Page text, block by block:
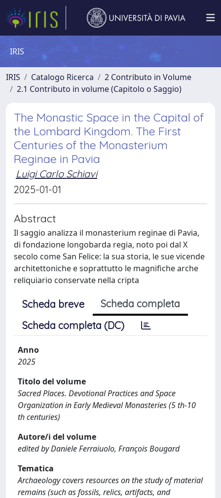
IRIS
IRIS Catalogo Ricerca
2 Contributo in Volume
2.1 Contributo in volume (Capitolo o Saggio)
The Monastic Space in the Capital of
the Lombard Kingdom. The First
Centuries of the Monasterium
Reginae in Pavia
Luigi Carlo Schiavi
2025-01-01
Abstract
Il saggio analizza il monasterium reginae di Pavia,
di fondazione longobarda regia, noto poi dal X
secolo come San Felice: la sua storia, le sue vicende
architettoniche e soprattutto le magnifiche arche
reliquiario conservate nella cripta
Scheda breve
Scheda completa
Scheda completa (DC)
Anno
2025
Titolo del volume
Sacred Places. Devotional Practices and Space
Organization in Early Medieval Monasteries (5 th-10
th centuries)
Autore/i del volume
edited by Daniele Ferraiuolo, François Bougard
Tematica
Archaeology covers resources on the study of material
remains (such as fossils, relics, artifacts, and